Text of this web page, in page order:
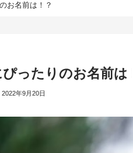
お名前は！？
ったりのお名前は
2022年9月20日